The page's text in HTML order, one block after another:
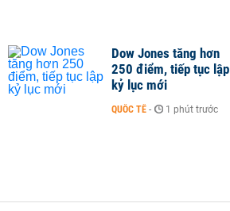
Dow Jones tăng hơn
250 điểm, tiếp tục lập
kỷ lục mới
QUỐC TẾ - 1 phút trước